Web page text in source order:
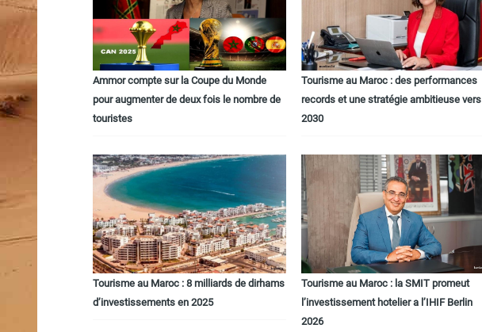
Ammor compte sur la Coupe du Monde
pour augmenter de deux fois le nombre de
touristes
Tourisme au Maroc : des performances
records et une stratégie ambitieuse vers
2030
Tourisme au Maroc : 8 milliards de dirhams
d’investissements en 2025
Tourisme au Maroc : la SMIT promeut
l’investissement hotelier a l’IHIF Berlin
2026